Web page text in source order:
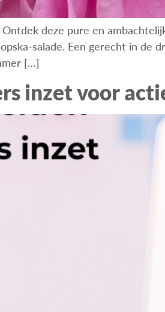
deze pure en
salade. Een gerecht in de
[…]
inzet voor